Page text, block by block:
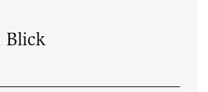
Blick